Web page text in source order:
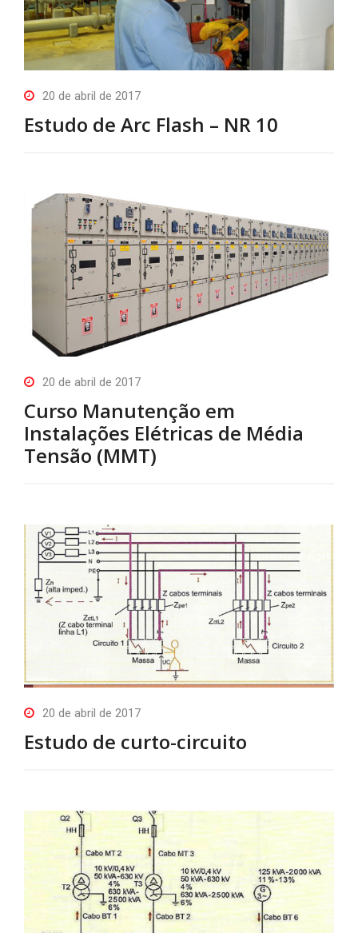
20 de abril de 2017
Estudo de Arc Flash – NR 10
20 de abril de 2017
Curso Manutenção em
Instalações Elétricas de Média
Tensão (MMT)
20 de abril de 2017
Estudo de curto-circuito